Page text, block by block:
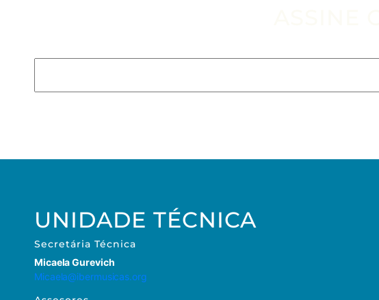
UNIDADE TÉCNICA
Secretária Técnica
Micaela Gurevich
Micaela@ibermusicas.org